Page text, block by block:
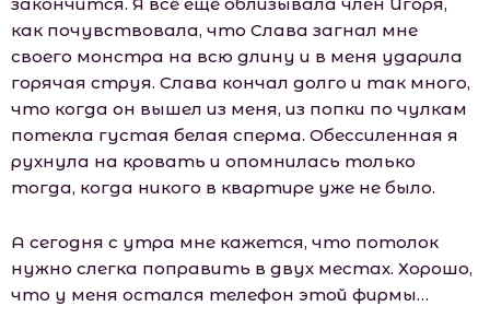
как почувствовала, что Слава загнал мне
своего монстра на всю длину и в меня ударила
горячая струя. Слава кончал долго и так много,
что когда он вышел из меня, из попки по чулкам
потекла густая белая сперма. Обессиленная я
рухнула на кровать и опомнилась только
тогда, когда никого в квартире уже не было.
А сегодня с утра мне кажется, что потолок
нужно слегка поправить в двух местах. Хорошо,
что у меня остался телефон этой фирмы…